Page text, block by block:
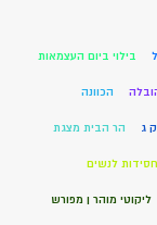
בילוי ביום העצמאות
הכוונה
ג הר הבית מצגת
חסידות לנשים
ליקוטי מוהר ן מפורש